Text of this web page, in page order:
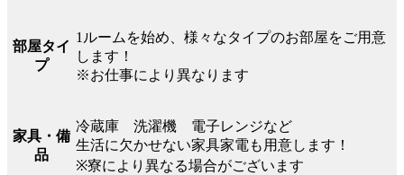
部屋タイ
プ
1ルームを始め、様々なタイプのお部屋をご用意
します！
※お仕事により異なります
家具・備
品
冷蔵庫 洗濯機 電子レンジなど
生活に欠かせない家具家電も用意します！
※寮により異なる場合がございます